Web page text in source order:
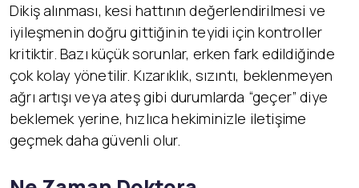
Dikiş alınması, kesi hattının değerlendirilmesi ve
iyileşmenin doğru gittiğinin teyidi için kontroller
kritiktir. Bazı küçük sorunlar, erken fark edildiğinde
çok kolay yönetilir. Kızarıklık, sızıntı, beklenmeyen
ağrı artışı veya ateş gibi durumlarda “geçer” diye
beklemek yerine, hızlıca hekiminizle iletişime
geçmek daha güvenli olur.